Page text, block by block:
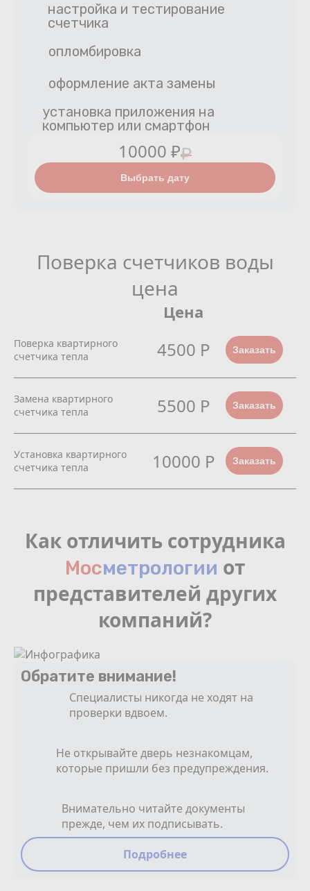
настройка и тестирование
счетчика
опломбировка
оформление акта замены
установка приложения на
компьютер или смартфон
10000 ₽₽
Выбрать дату
Поверка счетчиков воды
цена
Цена
Поверка квартирного
счетчика тепла
4500 Р Заказать
Замена квартирного
счетчика тепла
5500 Р Заказать
Установка квартирного
счетчика тепла
10000 Р Заказать
Как отличить сотрудника
Мосмeтрологии от
представителей других
компаний?
Обратите внимание!
Специалисты никогда не ходят на
проверки вдвоем.
Не открывайте дверь незнакомцам,
которые пришли без предупреждения.
Внимательно читайте документы
прежде, чем их подписывать.
Подробнее